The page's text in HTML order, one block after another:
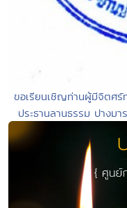
ขอเรียนเชิญท่านผู้มีจิตศรั
ประธานลานธรรม ปาง